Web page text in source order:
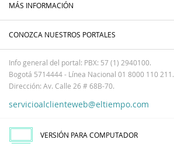
MÁS INFORMACIÓN
CONOZCA NUESTROS PORTALES
Info general del portal: PBX: 57 (1) 2940100.
Bogotá 5714444 - Línea Nacional 01 8000 110 211.
Dirección: Av. Calle 26 # 68B-70.
servicioalclienteweb@eltiempo.com
VERSIÓN PARA COMPUTADOR